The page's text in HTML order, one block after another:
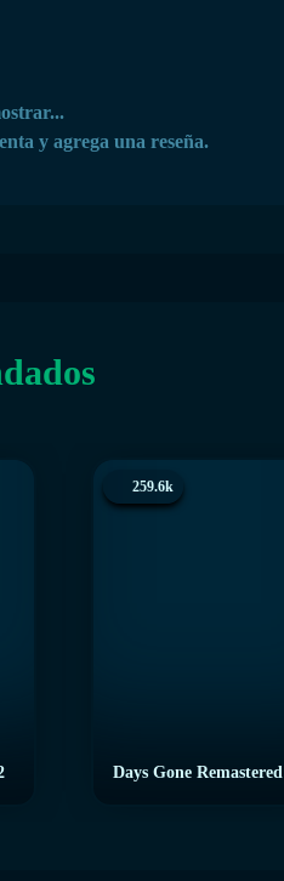
y agrega una reseña.
259.6k
Days Gone Remastered